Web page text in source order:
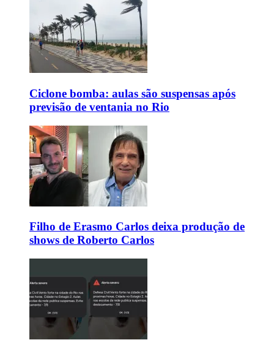
Ciclone bomba: aulas são suspensas após
previsão de ventania no Rio
Filho de Erasmo Carlos deixa produção de
shows de Roberto Carlos